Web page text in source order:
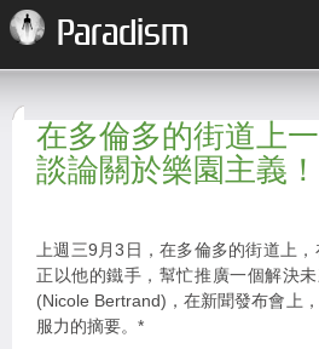
Paradism
在多倫多的街道上
談論關於樂園主義！
上週三9月3日，在多倫多的街道上
正以他的鐵手，幫忙推廣一個解決
(Nicole Bertrand)，在新聞發布會上
服力的摘要。*